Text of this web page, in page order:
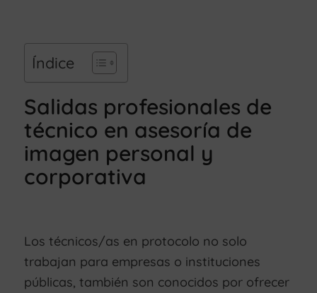
Índice
Salidas profesionales de
técnico en asesoría de
imagen personal y
corporativa
Los técnicos/as en protocolo no solo
trabajan para empresas o instituciones
públicas, también son conocidos por ofrecer